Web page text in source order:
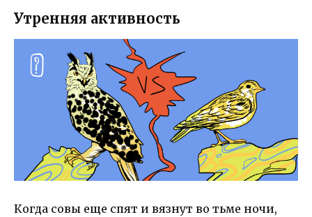
Утренняя активность
Когда совы еще спят и вязнут во тьме ночи,